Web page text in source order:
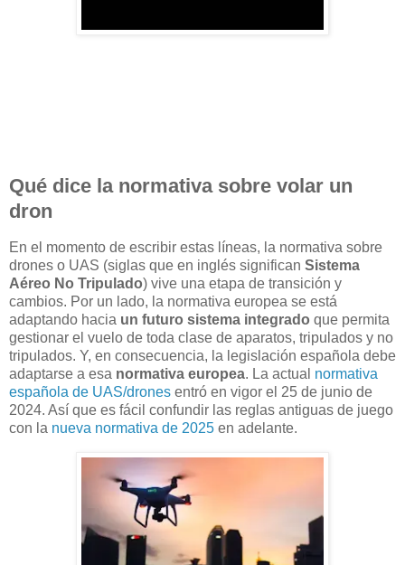
Qué dice la normativa sobre volar un
dron
En el momento de escribir estas líneas, la normativa sobre
drones o UAS (siglas que en inglés significan Sistema
Aéreo No Tripulado) vive una etapa de transición y
cambios. Por un lado, la normativa europea se está
adaptando hacia un futuro sistema integrado que permita
gestionar el vuelo de toda clase de aparatos, tripulados y no
tripulados. Y, en consecuencia, la legislación española debe
adaptarse a esa normativa europea. La actual normativa
española de UAS/drones entró en vigor el 25 de junio de
2024. Así que es fácil confundir las reglas antiguas de juego
con la nueva normativa de 2025 en adelante.